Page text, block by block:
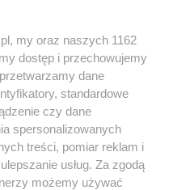
Specjalny koncert z okazji
20. urodzin portalu
wSzczecinie.pl
Regulamin konkursów
śniadaniówka "Hej
Szczecin! Jest piątek!"
my oraz naszych 1162
dostęp i przechowujemy
dane
standardowe
czy dane
spersonalizowanych
treści, pomiar reklam i
usług. Za zgodą
możemy używać